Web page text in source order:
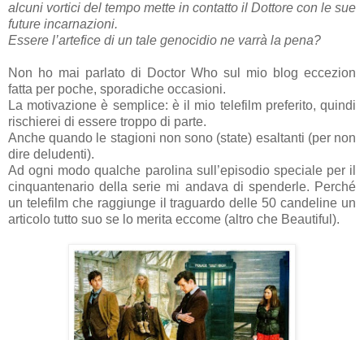
alcuni vortici del tempo mette in contatto il Dottore con le sue
future incarnazioni.
Essere l’artefice di un tale genocidio ne varrà la pena?
Non ho mai parlato di Doctor Who sul mio blog eccezion
fatta per poche, sporadiche occasioni.
La motivazione è semplice: è il mio telefilm preferito, quindi
rischierei di essere troppo di parte.
Anche quando le stagioni non sono (state) esaltanti (per non
dire deludenti).
Ad ogni modo qualche parolina sull’episodio speciale per il
cinquantenario della serie mi andava di spenderle. Perché
un telefilm che raggiunge il traguardo delle 50 candeline un
articolo tutto suo se lo merita eccome (altro che Beautiful).